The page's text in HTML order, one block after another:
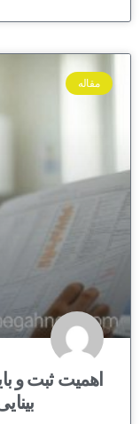
مقاله
اهمیت ثبت و